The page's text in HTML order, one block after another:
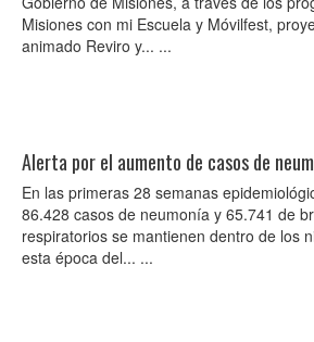
Misiones con mi Escuela y Móvilfest,
animado Reviro y... ...
Alerta por el aumento de casos de
En las primeras 28 semanas
86.428 casos de neumonía y 65.741 de
respiratorios se mantienen dentro de los
esta época del... ...